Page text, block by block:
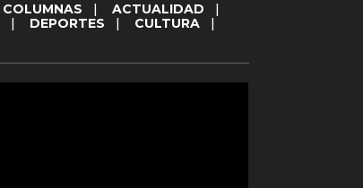
COLUMNAS ACTUALIDAD
DEPORTES CULTURA|